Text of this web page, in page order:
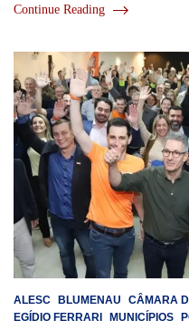
Continue Reading
ALESC BLUMENAU
CÂMARA
EGÍDIO FERRARI
MUNICÍPIOS